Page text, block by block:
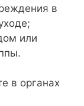
в
или
в органах